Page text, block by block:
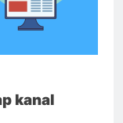
kanal